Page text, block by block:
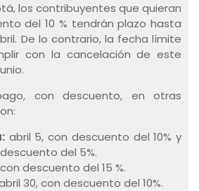
los contribuyentes que quieran
del 10 % tendrán plazo hasta
De lo contrario, la fecha límite
con la cancelación de este
con descuento, en otras
abril 5, con descuento del 10% y
del 5%.
descuento del 15 %.
30, con descuento del 10%.